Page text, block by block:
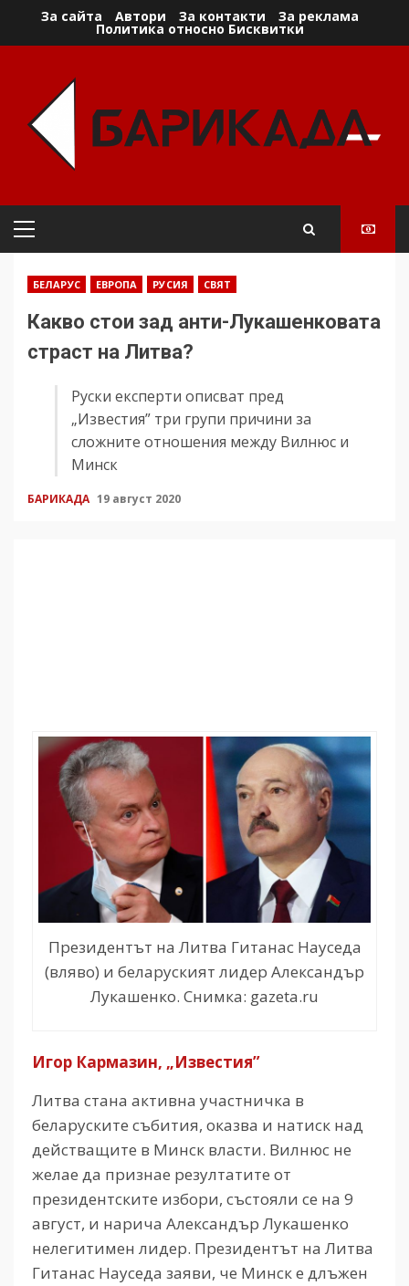
За сайта Автори За контакти За реклама
Политика относно Бисквитки
Primary
БЕЛАРУС ЕВРОПА РУСИЯ СВЯТ
Какво стои зад анти-Лукашенковата
страст на Литва?
Руски експерти описват пред
„Известия” три групи причини за
сложните отношения между Вилнюс и
Минск
БАРИКАДА 19 август 2020
Президентът на Литва Гитанас Науседа
(вляво) и беларуският лидер Александър
Лукашенко. Снимка: gazeta.ru
Игор Кармазин, „Известия”
Литва стана активна участничка в
беларуските събития, оказва и натиск над
действащите в Минск власти. Вилнюс не
желае да признае резултатите от
президентските избори, състояли се на 9
август, и нарича Александър Лукашенко
нелегитимен лидер. Президентът на Литва
Гитанас Науседа заяви, че Минск е длъжен